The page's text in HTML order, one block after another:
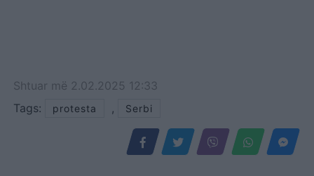
Shtuar më 2.02.2025 12:33
Tags:
protesta , Serbi